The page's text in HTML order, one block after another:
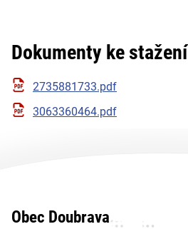
Dokumenty ke stažení
2735881733.pdf
3063360464.pdf
Obec Doubrava